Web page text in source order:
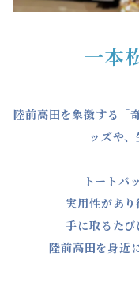
一本
陸前高田を象徴する「
ッズや、
トートバ
実用性があり
手に取るたび
陸前高田を身近